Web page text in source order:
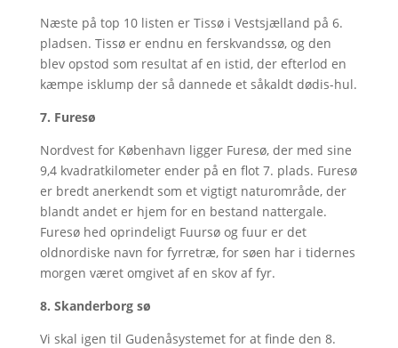
Næste på top 10 listen er Tissø i Vestsjælland på 6.
pladsen. Tissø er endnu en ferskvandssø, og den
blev opstod som resultat af en istid, der efterlod en
kæmpe isklump der så dannede et såkaldt dødis-hul.
7. Furesø
Nordvest for København ligger Furesø, der med sine
9,4 kvadratkilometer ender på en flot 7. plads. Furesø
er bredt anerkendt som et vigtigt naturområde, der
blandt andet er hjem for en bestand nattergale.
Furesø hed oprindeligt Fuursø og fuur er det
oldnordiske navn for fyrretræ, for søen har i tidernes
morgen været omgivet af en skov af fyr.
8. Skanderborg sø
Vi skal igen til Gudenåsystemet for at finde den 8.